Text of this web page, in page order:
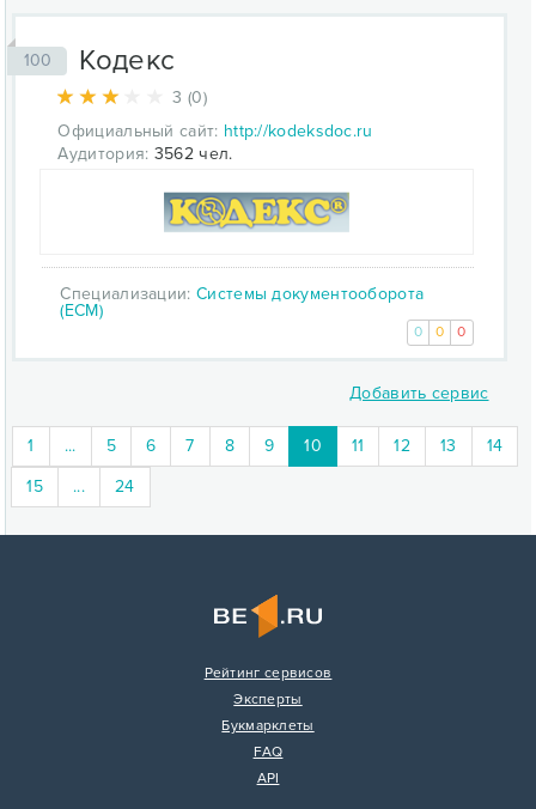
100 Кодекс
3 (0)
Официальный сайт: http://kodeksdoc.ru
Аудитория: 3562 чел.
Специализации: Системы документооборота
(ECM)
0 0 0
Добавить сервис
1 ... 5 6 7 8 9 10(current)
11 12 13
14
15
... 24
Рейтинг сервисов
Эксперты
Букмарклеты
FAQ
API